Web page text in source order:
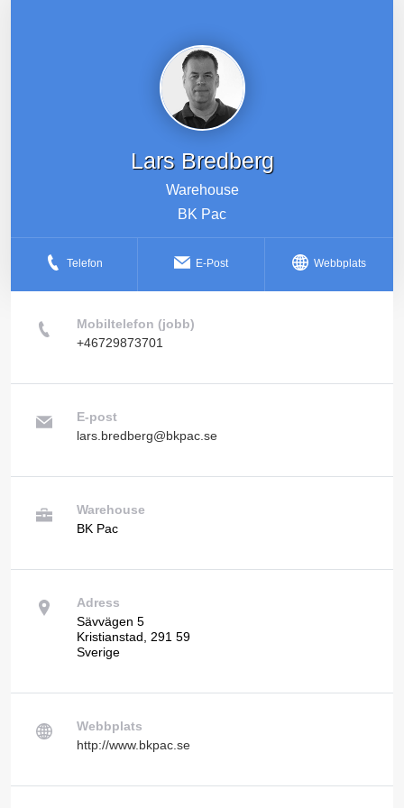
Lars Bredberg
Warehouse
BK Pac
Telefon E-Post Webbplats
Mobiltelefon (jobb)
+46729873701
E-post
lars.bredberg@bkpac.se
Warehouse
BK Pac
Adress
Sävvägen 5
Kristianstad, 291 59
Sverige
Webbplats
http://www.bkpac.se